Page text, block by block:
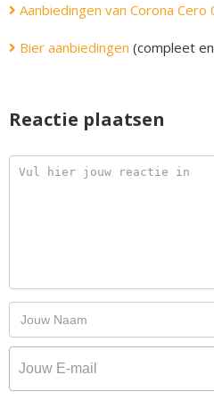
Aanbiedingen van Corona Cero
Bier aanbiedingen (compleet
Reactie plaatsen